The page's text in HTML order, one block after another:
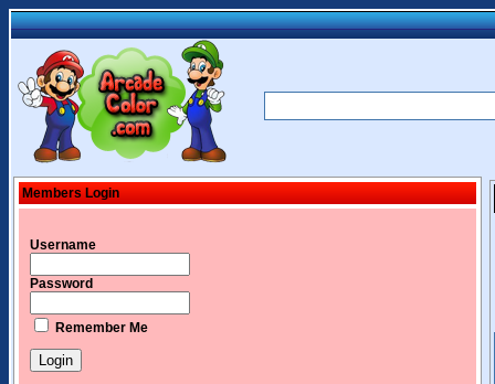
Members Login
Username
Password
Remember Me